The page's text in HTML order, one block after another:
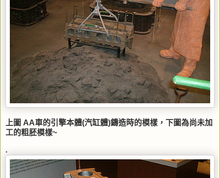
上圖 AA車的引擎本體(汽缸體)鑄造時的模樣，下圖為尚未加
工的粗胚模樣~
.